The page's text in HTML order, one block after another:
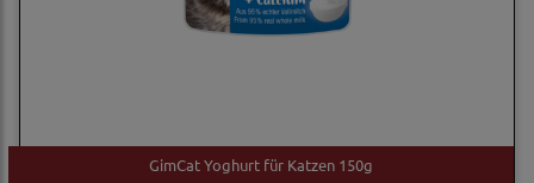
GimCat Yoghurt für Katzen 150g